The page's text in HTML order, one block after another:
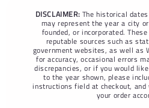
DISCLAIMER: The historical
may represent the year a city
founded, or incorporated.
reputable sources such as
government websites, as well as
for accuracy, occasional errors
discrepancies, or if you would
to the year shown, please
instructions field at checkout,
your order